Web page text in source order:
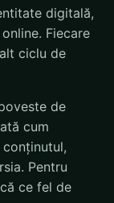
digitală,
Fiecare
ciclu de
de
cum
Pentru
ce fel de